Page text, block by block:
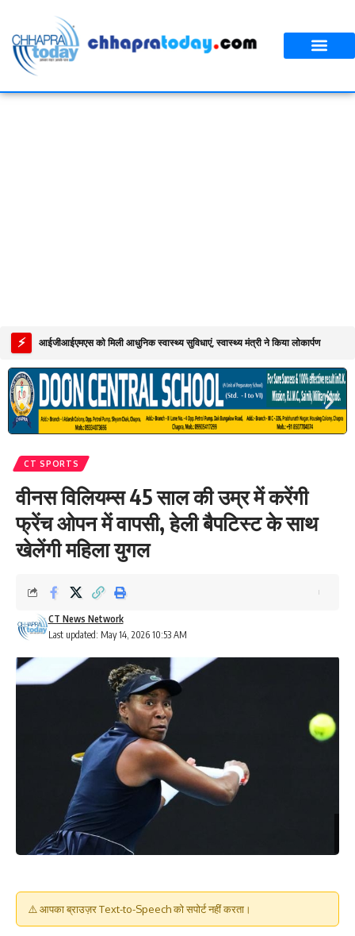
⚡ आईजीआईएमएस काे मिली आधुनिक स्वास्थ्य सुविधाएं, स्वास्थ्य मंत्री ने किया लोकार्पण
CT SPORTS
वीनस विलियम्स 45 साल की उम्र में करेंगी
फ्रेंच ओपन में वापसी, हेली बैपटिस्ट के साथ
खेलेंगी महिला युगल
Last updated: May 14, 2026 10:53 AM
CT News Network
⚠️ आपका ब्राउज़र Text-to-Speech को सपोर्ट नहीं करता।